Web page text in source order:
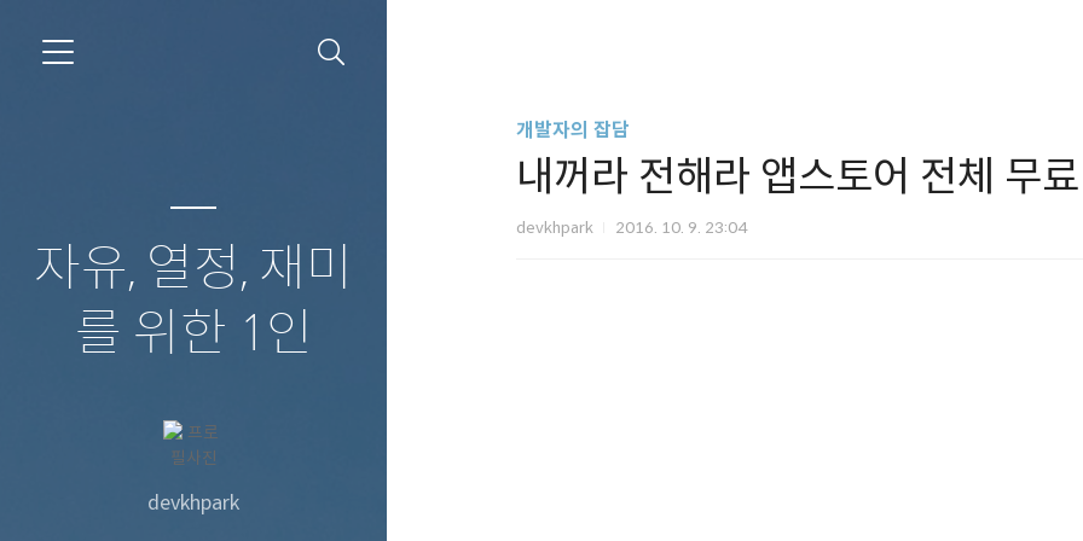
자유, 열정, 재미
를 위한 1인
devkhpark
개발자의 잡담
내꺼라 전해라 앱스토어 전체 무
devkhpark 2016. 10. 9. 23:04